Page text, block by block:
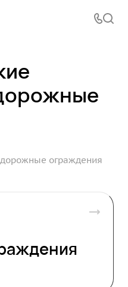
ограждения